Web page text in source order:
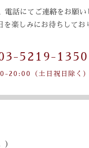
電話にてご連絡をお願い
楽しみにお待ちしてお
5219-1350
20:00（土日祝日除く）
）